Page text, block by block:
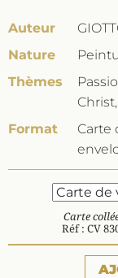
Auteur
Nature
Thèmes
Format
Carte
Carte
Réf : CV